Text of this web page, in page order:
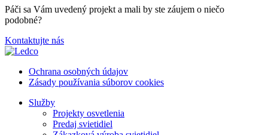
Páči sa Vám uvedený projekt a mali by ste záujem o niečo
podobné?
Kontaktujte nás
Ochrana osobných údajov
Zásady používania súborov cookies
Služby
Projekty osvetlenia
Predaj svietidiel